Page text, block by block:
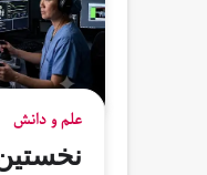
علم و دانش